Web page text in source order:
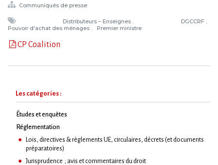
Communiqués de presse
Distributeurs – Enseignes
DGCCRF
Pouvoir d'achat des ménages
Premier ministre
CP Coalition
Les catégories :
Études et enquêtes
Réglementation
Lois, directives & règlements UE, circulaires, décrets (et documents
préparatoires)
Jurisprudence ; avis et commentaires du droit